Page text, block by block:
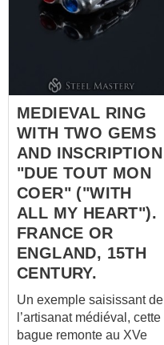
MEDIEVAL RING
WITH TWO GEMS
AND INSCRIPTION
"DUE TOUT MON
COER" ("WITH
ALL MY HEART").
FRANCE OR
ENGLAND, 15TH
CENTURY.
Un exemple saisissant de
l’artisanat médiéval, cette
bague remonte au XVe